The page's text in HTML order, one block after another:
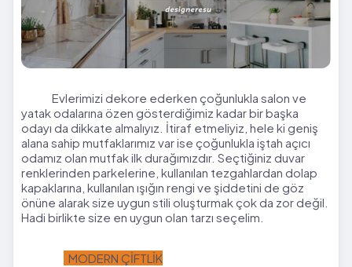
Evlerimizi dekore ederken çoğunlukla salon ve
yatak odalarına özen gösterdiğimiz kadar bir başka
odayı da dikkate almalıyız. İtiraf etmeliyiz, hele ki geniş
alana sahip mutfaklarımız var ise çoğunlukla iştah açıcı
odamız olan mutfak ilk durağımızdır. Seçtiğiniz duvar
renklerinden parkelerine, kullanılan tezgahlardan dolap
kapaklarına, kullanılan ışığın rengi ve şiddetini de göz
önüne alarak size uygun stili oluşturmak çok da zor değil.
Hadi birlikte size en uygun olan tarzı seçelim.
MODERN ÇİFTLİK